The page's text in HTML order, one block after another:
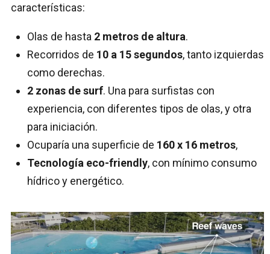
características:
Olas de hasta 2 metros de altura.
Recorridos de 10 a 15 segundos, tanto izquierdas
como derechas.
2 zonas de surf. Una para surfistas con
experiencia, con diferentes tipos de olas, y otra
para iniciación.
Ocuparía una superficie de 160 x 16 metros,
Tecnología eco-friendly, con mínimo consumo
hídrico y energético.